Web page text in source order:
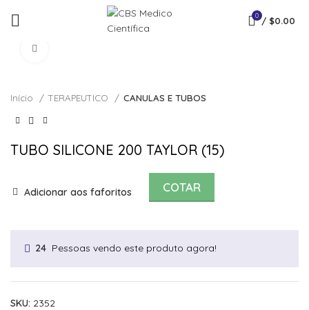
0 / $0.00
Início TERAPEUTICO CANULAS E TUBOS
TUBO SILICONE 200 TAYLOR (15)
Adicionar aos faforitos COTAR
24 Pessoas vendo este produto agora!
SKU: 2352